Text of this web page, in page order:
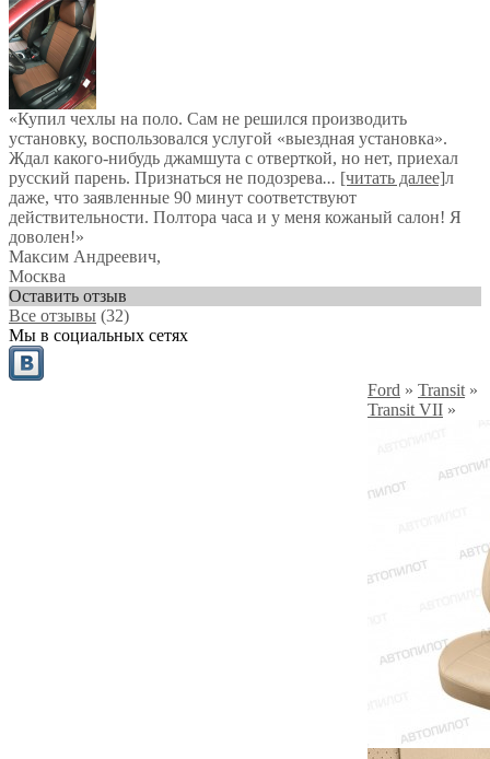
«Купил чехлы на поло. Сам не решился производить
установку, воспользовался услугой «выездная установка».
Ждал какого-нибудь джамшута с отверткой, но нет, приехал
русский парень. Признаться не подозрева... [читать далее]л
даже, что заявленные 90 минут соответствуют
действительности. Полтора часа и у меня кожаный салон! Я
доволен!»
Максим Андреевич,
Москва
Оставить отзыв
Все отзывы (32)
Мы в социальных сетях
Ford » Transit »
Transit VII »